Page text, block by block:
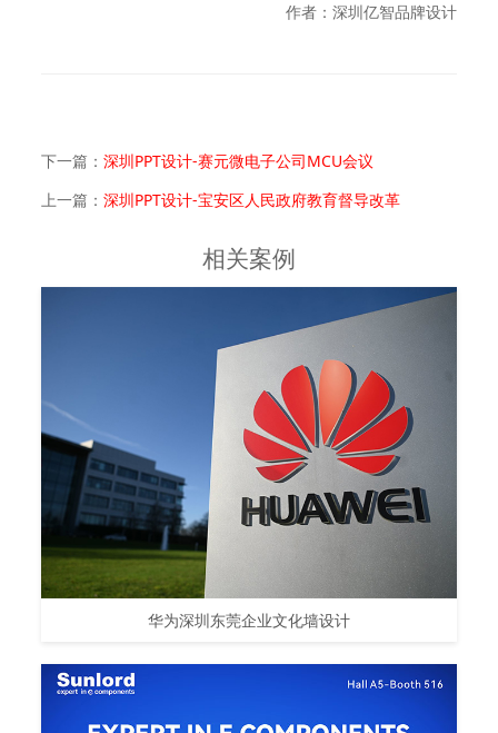
作者：深圳亿智品牌设计
下一篇：深圳PPT设计-赛元微电子公司MCU会议
上一篇：深圳PPT设计-宝安区人民政府教育督导改革
相关案例
华为深圳东莞企业文化墙设计